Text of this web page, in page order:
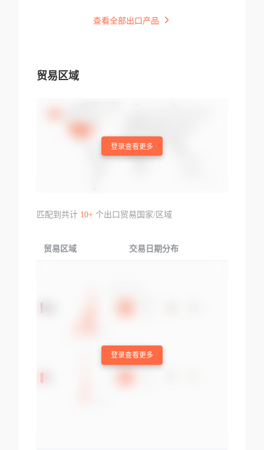
查看全部出口产品
贸易区域
登录查看更多
匹配到共计 10+个出口贸易国家/区域
贸易区域 交易日期分布
登录查看更多